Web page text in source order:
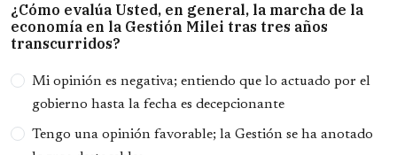
¿Cómo evalúa Usted, en general, la marcha de la
economía en la Gestión Milei tras tres años
transcurridos?
Opciones
Mi opinión es negativa; entiendo que lo actuado por el
gobierno hasta la fecha es decepcionante
Tengo una opinión favorable; la Gestión se ha anotado